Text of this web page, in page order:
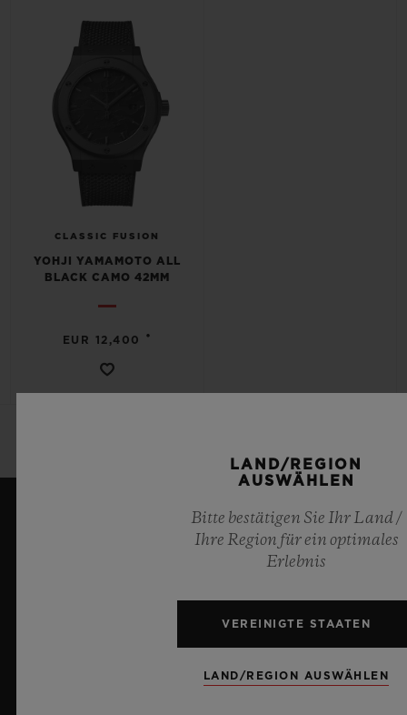
CLASSIC FUSION
YOHJI YAMAMOTO ALL
BLACK CAMO 42MM
EUR 12,400 •
LAND/REGION
AUSWÄHLEN
Bitte bestätigen Sie Ihr Land /
Ihre Region für ein optimales
Erlebnis
VEREINIGTE STAATEN
LAND/REGION AUSWÄHLEN